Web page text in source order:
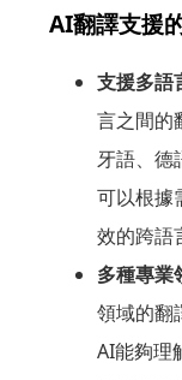
AI翻譯支援
支援多語
言之間的
牙語、德
可以根據
效的跨語
多種專業
領域的翻
AI能夠理